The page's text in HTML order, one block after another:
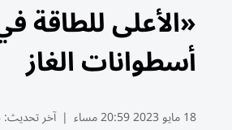
«الأعلى
أسطوانات الغاز
18 مايو 2023 20:59 مساء | آخر تحديث: